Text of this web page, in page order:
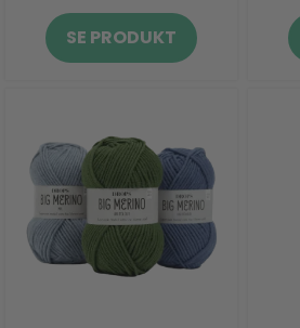
SE PRODUKT